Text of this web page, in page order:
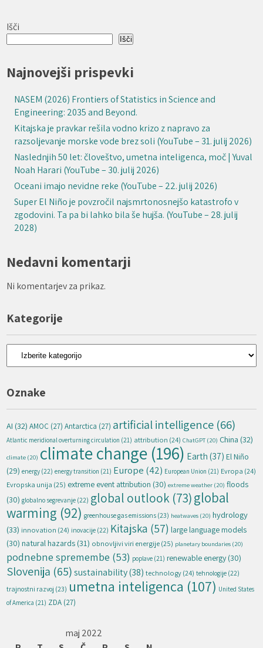
Išči
Išči
Najnovejši prispevki
NASEM (2026) Frontiers of Statistics in Science and
Engineering: 2035 and Beyond.
Kitajska je pravkar rešila vodno krizo z napravo za
razsoljevanje morske vode brez soli (YouTube – 31. julij 2026)
Naslednjih 50 let: človeštvo, umetna inteligenca, moč | Yuval
Noah Harari (YouTube – 30. julij 2026)
Oceani imajo nevidne reke (YouTube – 22. julij 2026)
Super El Niño je povzročil najsmrtonosnejšo katastrofo v
zgodovini. Ta pa bi lahko bila še hujša. (YouTube – 28. julij
2028)
Nedavni komentarji
Ni komentarjev za prikaz.
Kategorije
Kategorije
Oznake
AI (32) AMOC (27) Antarctica (27) artificial intelligence (66)
Atlantic meridional overturning circulation (21) attribution (24) ChatGPT (20) China (32)
climate (20) climate change (196) Earth (37) El Niño
(29) energy (22) energy transition (21) Europe (42) European Union (21) Evropa (24)
Evropska unija (25) extreme event attribution (30) extreme weather (20) floods
(30) globalno segrevanje (22) global outlook (73)global
warming (92) greenhouse gas emissions (23) heatwaves (20) hydrology
(33) innovation (24) inovacije (22) Kitajska (57) large language models
(30) natural hazards (31) obnovljivi viri energije(25) planetary boundaries (20)
podnebne spremembe (53) poplave (21) renewable energy (30)
Slovenija (65) sustainability(38) technology(24) tehnologije (22)
trajnostni razvoj (23) umetna inteligenca (107) United States
of America (21) ZDA (27)
maj 2022